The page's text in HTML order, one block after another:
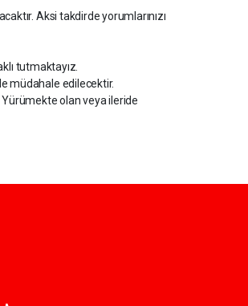
Aksi takdirde yorumlarınızı
tutmaktayız.
müdahale edilecektir.
olan veya ileride